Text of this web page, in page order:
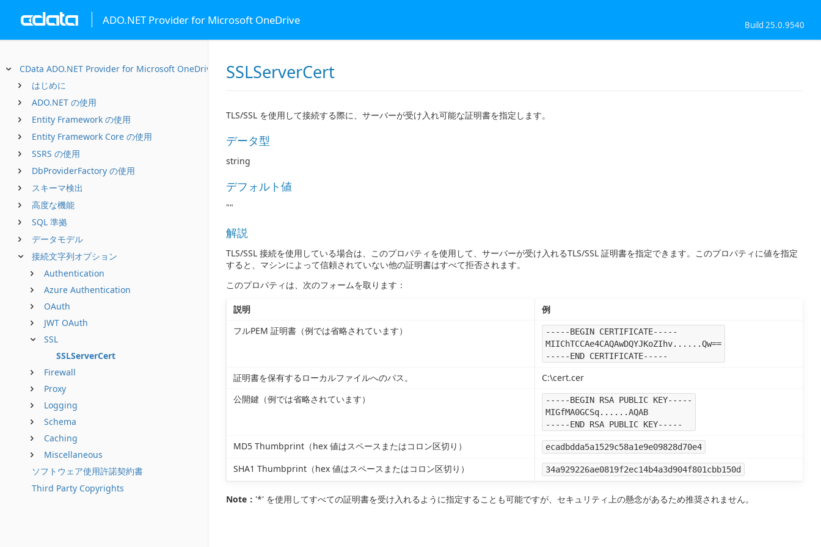
ADO.NET Provider for Microsoft OneDrive Build 25.0.9540
CData ADO.NET Provider for Microsoft OneDrive
はじめに
ADO.NET の使用
Entity Framework の使用
Entity Framework Core の使用
SSRS の使用
DbProviderFactory の使用
スキーマ検出
高度な機能
SQL 準拠
データモデル
接続文字列オプション
Authentication
Azure Authentication
OAuth
JWT OAuth
SSL
SSLServerCert
Firewall
Proxy
Logging
Schema
Caching
Miscellaneous
ソフトウェア使用許諾契約書
Third Party Copyrights
SSLServerCert
TLS/SSL を使用して接続する際に、サーバーが受け入れ可能な証明書を指定します。
データ型
string
デフォルト値
""
解説
TLS/SSL 接続を使用している場合は、このプロパティを使用して、サーバーが受け入れるTLS/SSL 証明書を指定できます。このプロパティに値を指定
すると、マシンによって信頼されていない他の証明書はすべて拒否されます。
このプロパティは、次のフォームを取ります：
説明
例
フルPEM 証明書（例では省略されています）
-----BEGIN CERTIFICATE-----
MIIChTCCAe4CAQAwDQYJKoZIhv......Qw==
-----END CERTIFICATE-----
証明書を保有するローカルファイルへのパス。
C:\cert.cer
公開鍵（例では省略されています）
-----BEGIN RSA PUBLIC KEY-----
MIGfMA0GCSq......AQAB
-----END RSA PUBLIC KEY-----
MD5 Thumbprint（hex 値はスペースまたはコロン区切り） ecadbdda5a1529c58a1e9e09828d70e4
SHA1 Thumbprint（hex 値はスペースまたはコロン区切り） 34a929226ae0819f2ec14b4a3d904f801cbb150d
Note： '*' を使用してすべての証明書を受け入れるように指定することも可能ですが、セキュリティ上の懸念があるため推奨されません。